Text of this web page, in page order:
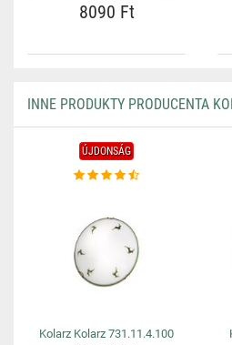
8090 Ft
INNE PRODUKTY PRODUCENTA
ÚJDONSÁG
Kolarz Kolarz 731.11.4.100